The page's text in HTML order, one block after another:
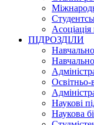
ПІДРОЗДІЛИ
Наукові
Наукова